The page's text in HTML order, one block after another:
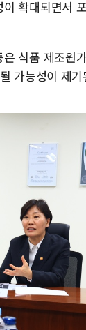
확대되면서
식품 제조원
가능성이 제기